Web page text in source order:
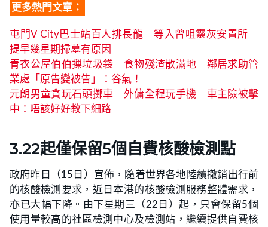
更多熱門文章：
屯門V City巴士站百人排長龍 等入曾咀靈灰安置所
提早幾星期掃墓有原因
青衣公屋伯伯摷垃圾袋 食物殘渣散滿地 鄰居求助管
業處「原告變被告」：谷氣！
元朗男童貪玩石頭擲車 外傭全程玩手機 車主險被擊
中：唔該好好教下細路
3.22起僅保留5個自費核酸檢測點
政府昨日（15日）宣佈，隨着世界各地陸續撤銷出行前
的核酸檢測要求，近日本港的核酸檢測服務整體需求，
亦已大幅下降。由下星期三（22日）起，只會保留5個
使用量較高的社區檢測中心及檢測站，繼續提供自費核